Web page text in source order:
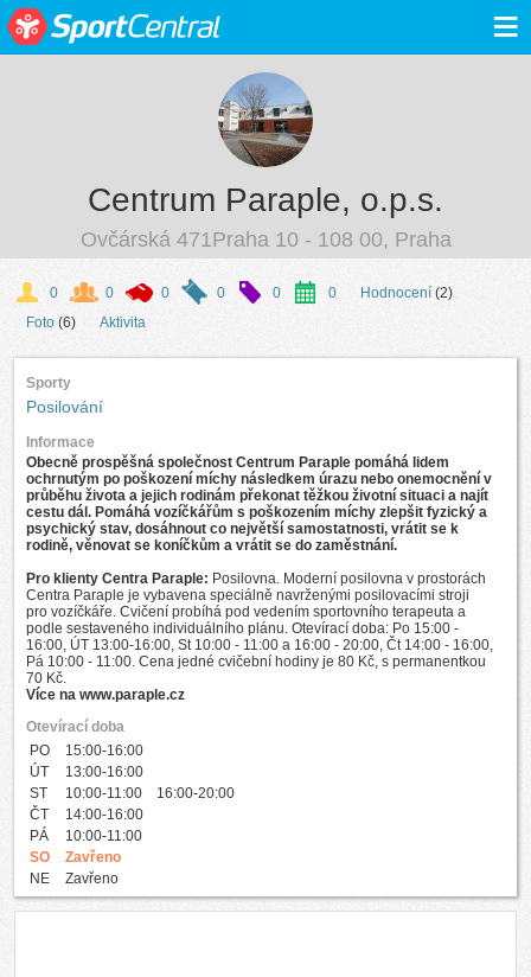
≡
Centrum Paraple, o.p.s.
Ovčárská 471Praha 10 - 108 00, Praha
0 0 0 0 0 0 Hodnocení (2)
Foto (6) Aktivita
Sporty
Posilování
Informace
Obecně prospěšná společnost Centrum Paraple pomáhá lidem
ochrnutým po poškození míchy následkem úrazu nebo onemocnění v
průběhu života a jejich rodinám překonat těžkou životní situaci a najít
cestu dál. Pomáhá vozíčkářům s poškozením míchy zlepšit fyzický a
psychický stav, dosáhnout co největší samostatnosti, vrátit se k
rodině, věnovat se koníčkům a vrátit se do zaměstnání.
Pro klienty Centra Paraple: Posilovna. Moderní posilovna v prostorách
Centra Paraple je vybavena speciálně navrženými posilovacími stroji
pro vozíčkáře. Cvičení probíhá pod vedením sportovního terapeuta a
podle sestaveného individuálního plánu. Otevírací doba: Po 15:00 -
16:00, ÚT 13:00-16:00, St 10:00 - 11:00 a 16:00 - 20:00, Čt 14:00 - 16:00,
Pá 10:00 - 11:00. Cena jedné cvičební hodiny je 80 Kč, s permanentkou
70 Kč.
Více na www.paraple.cz
Otevírací doba
PO
15:00-16:00
ÚT
13:00-16:00
ST
10:00-11:00 16:00-20:00
ČT
14:00-16:00
PÁ
10:00-11:00
SO
Zavřeno
NE
Zavřeno